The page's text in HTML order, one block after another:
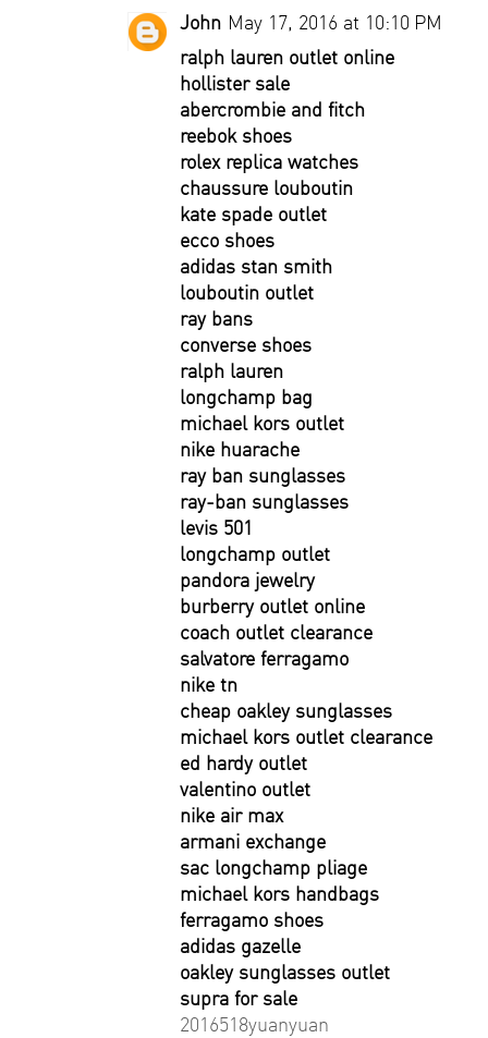
John May 17, 2016 at 10:10 PM
ralph lauren outlet online
hollister sale
abercrombie and fitch
reebok shoes
rolex replica watches
chaussure louboutin
kate spade outlet
ecco shoes
adidas stan smith
louboutin outlet
ray bans
converse shoes
ralph lauren
longchamp bag
michael kors outlet
nike huarache
ray ban sunglasses
ray-ban sunglasses
levis 501
longchamp outlet
pandora jewelry
burberry outlet online
coach outlet clearance
salvatore ferragamo
nike tn
cheap oakley sunglasses
michael kors outlet clearance
ed hardy outlet
valentino outlet
nike air max
armani exchange
sac longchamp pliage
michael kors handbags
ferragamo shoes
adidas gazelle
oakley sunglasses outlet
supra for sale
2016518yuanyuan